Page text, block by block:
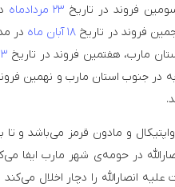
فروند در تاریخ ۲۳ مردادماه
فروند در تاریخ ۱۸ آبان ماه
در
مارب، هفتمین فروند در تاریخ ۱۳
در جنوب استان مارب و نهمین
در حومه‌ی شهر مارب ایفا
انصارالله را دچار اخلال